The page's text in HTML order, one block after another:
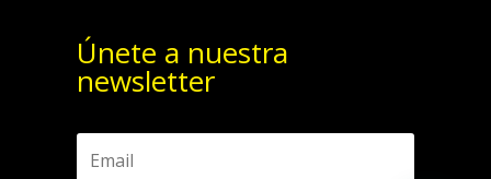
Únete a nuestra
newsletter